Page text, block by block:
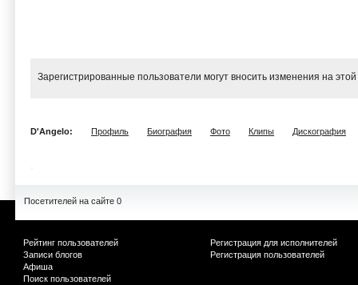
Зарегистрированные пользователи могут вносить изменения на
D'Angelo: Профиль Биография Фото Клипы Дискография
Посетителей на сайте 0
Рейтинг пользователей
Записи блогов
Афиша
Поиск пользователей
Регистрация для исполнителей
Регистрация пользователей